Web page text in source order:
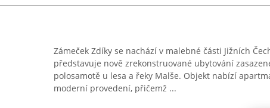
Zámeček Zdíky se nachází v malebné části Jižních
představuje nově zrekonstruované ubytování
polosamotě u lesa a řeky Malše. Objekt nabízí
moderní provedení, přičemž ...